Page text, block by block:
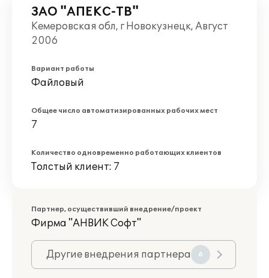
ЗАО "АПЕКС-ТВ"
Кемеровская обл, г Новокузнецк, Август
2006
Вариант работы
Файловый
Общее число автоматизированных рабочих мест
7
Количество одновременно работающих клиентов
Толстый клиент: 7
Партнер, осуществивший внедрение/проект
Фирма "АНВИК Софт"
Другие внедрения партнера 6